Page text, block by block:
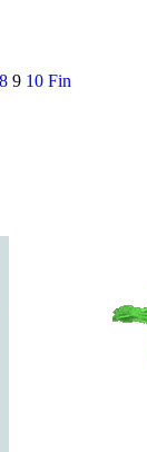
8 9 10 Fin